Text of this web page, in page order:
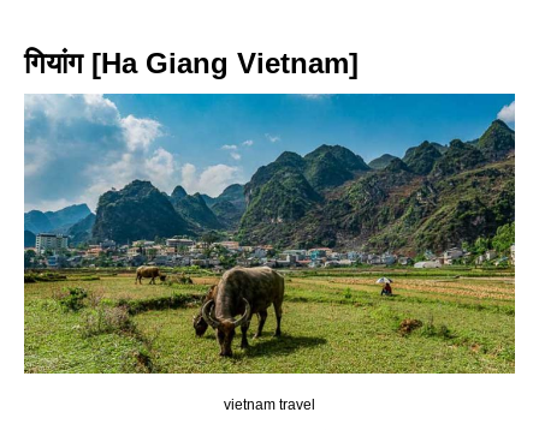
गियांग [Ha Giang Vietnam]
vietnam travel